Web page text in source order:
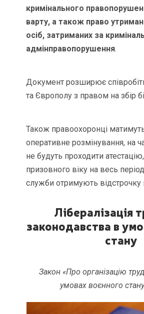
кримінального
варту, а також право
осіб, затриманих за
адмінправопорушення.
Документ розширює
та Європолу з правом на збір
Також правоохоронці
оперативне розмінування, на
не будуть проходити
призовного віку на весь
служби отримують відстрочку
Лібералізація
законодавства в
стану
Закон «Про організацію
умовах воєнного